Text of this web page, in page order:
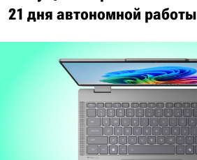
21 дня автономной работы